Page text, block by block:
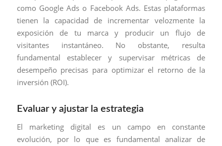
como Google Ads o Facebook Ads. Estas plataformas
tienen la capacidad de incrementar velozmente la
exposición de tu marca y producir un flujo de
visitantes instantáneo. No obstante, resulta
fundamental establecer y supervisar métricas de
desempeño precisas para optimizar el retorno de la
inversión (ROI).
Evaluar y ajustar la estrategia
El marketing digital es un campo en constante
evolución, por lo que es fundamental analizar de